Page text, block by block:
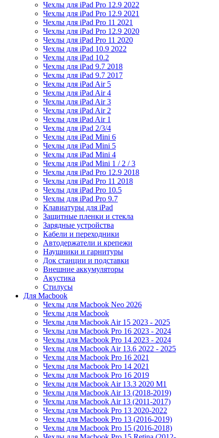
Чехлы для iPad Pro 12.9 2022
Чехлы для iPad Pro 12.9 2021
Чехлы для iPad Pro 11 2021
Чехлы для iPad Pro 12.9 2020
Чехлы для iPad Pro 11 2020
Чехлы для iPad 10.9 2022
Чехлы для iPad 10.2
Чехлы для iPad 9.7 2018
Чехлы для iPad 9.7 2017
Чехлы для iPad Air 5
Чехлы для iPad Air 4
Чехлы для iPad Air 3
Чехлы для iPad Air 2
Чехлы для iPad Air 1
Чехлы для iPad 2/3/4
Чехлы для iPad Mini 6
Чехлы для iPad Mini 5
Чехлы для iPad Mini 4
Чехлы для iPad Mini 1 / 2 / 3
Чехлы для iPad Pro 12.9 2018
Чехлы для iPad Pro 11 2018
Чехлы для iPad Pro 10.5
Чехлы для iPad Pro 9.7
Клавиатуры для iPad
Защитные пленки и стекла
Зарядные устройства
Кабели и переходники
Автодержатели и крепежи
Наушники и гарнитуры
Док станции и подставки
Внешние аккумуляторы
Акустика
Стилусы
Для Macbook
Чехлы для Macbook Neo 2026
Чехлы для Macbook
Чехлы для Macbook Air 15 2023 - 2025
Чехлы для Macbook Pro 16 2023 - 2024
Чехлы для Macbook Pro 14 2023 - 2024
Чехлы для Macbook Air 13.6 2022 - 2025
Чехлы для Macbook Pro 16 2021
Чехлы для Macbook Pro 14 2021
Чехлы для Macbook Pro 16 2019
Чехлы для Macbook Air 13.3 2020 M1
Чехлы для Macbook Air 13 (2018-2019)
Чехлы для Macbook Air 13 (2011-2017)
Чехлы для Macbook Pro 13 2020-2022
Чехлы для Macbook Pro 13 (2016-2019)
Чехлы для Macbook Pro 15 (2016-2018)